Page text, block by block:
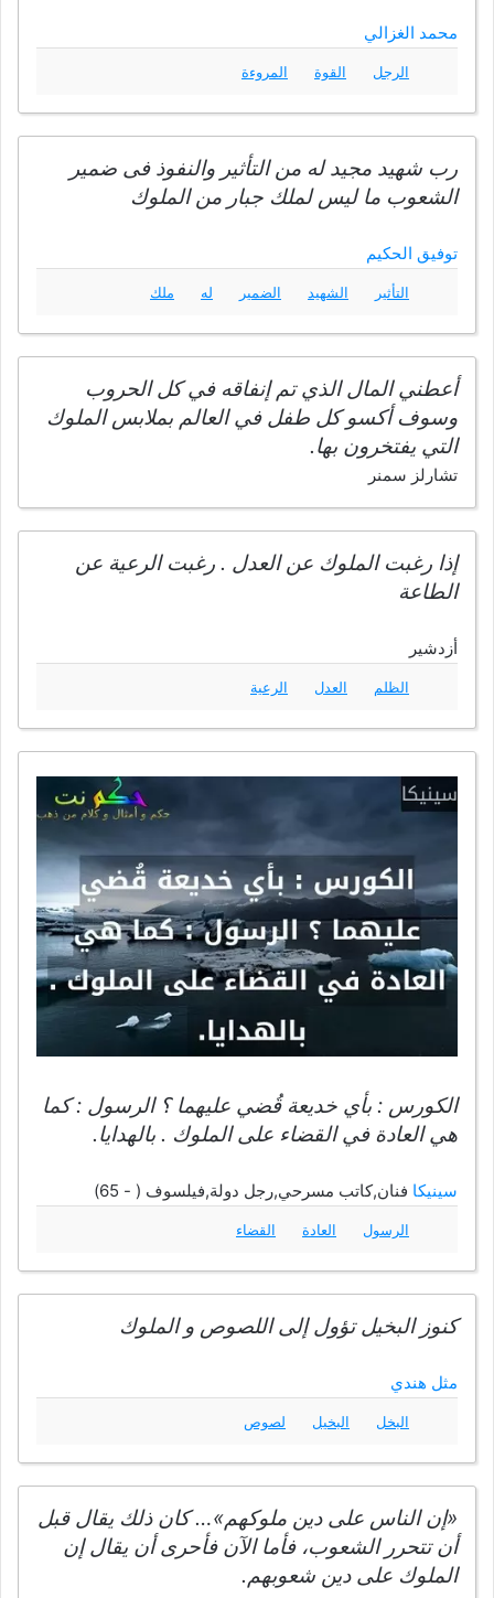
محمد الغزالي
الرجل القوة المروءة
رب شهيد مجيد له من التأثير والنفوذ فى ضمير
الشعوب ما ليس لملك جبار من الملوك
توفيق الحكيم
التأثير الشهيد الضمير له ملك
أعطني المال الذي تم إنفاقه في كل الحروب
وسوف أكسو كل طفل في العالم بملابس الملوك
التي يفتخرون بها.
تشارلز سمنر
إذا رغبت الملوك عن العدل . رغبت الرعية عن
الطاعة
أزدشير
الظلم العدل الرعية
الكورس : بأي خديعة قُضي عليهما ؟ الرسول : كما
هي العادة في القضاء على الملوك . بالهدايا.
سينيكا فنان,كاتب مسرحي,رجل دولة,فيلسوف ( - 65)
الرسول العادة القضاء
كنوز البخيل تؤول إلى اللصوص و الملوك
مثل هندي
البخل البخيل لصوص
«إن الناس على دين ملوكهم»… كان ذلك يقال قبل
أن تتحرر الشعوب، فأما الآن فأحرى أن يقال إن
الملوك على دين شعوبهم.